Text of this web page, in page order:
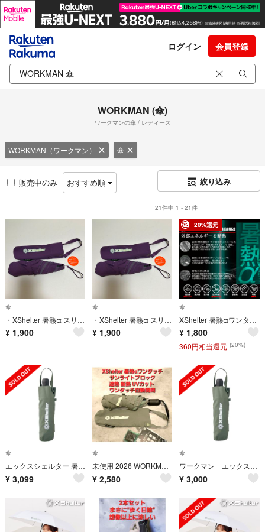
ログイン 会員登録
WORKMAN (傘)
ワークマンの傘 / レディース
WORKMAN（ワークマン） 傘
販売中のみ おすすめ順 絞り込み
21件中 1 - 21件
傘
・XShelter 暑熱α スリムサンライトブロック 折りたたみ日傘 パープル
¥ 1,900
傘
・XShelter 暑熱α スリムサンライトブロック 折りたたみ日傘 パープル
¥ 1,900
20%還元
傘
XShelter 暑熱αワンタッチサンライトブロック ホワイト
¥ 1,800
360円相当還元 (20%)
傘
エックスシェルター 暑熱α ワンタッチサンライトブロック セージグリーン
¥ 3,099
傘
未使用 2026 WORKMAN XShelter 遮熱スリム日傘 セージグリーン 晴雨兼用 UV UPF50+ 男女兼用 即発送
¥ 2,580
傘
ワークマン エックスシェルター ワンタッチサンライトブロック 日傘
¥ 3,000